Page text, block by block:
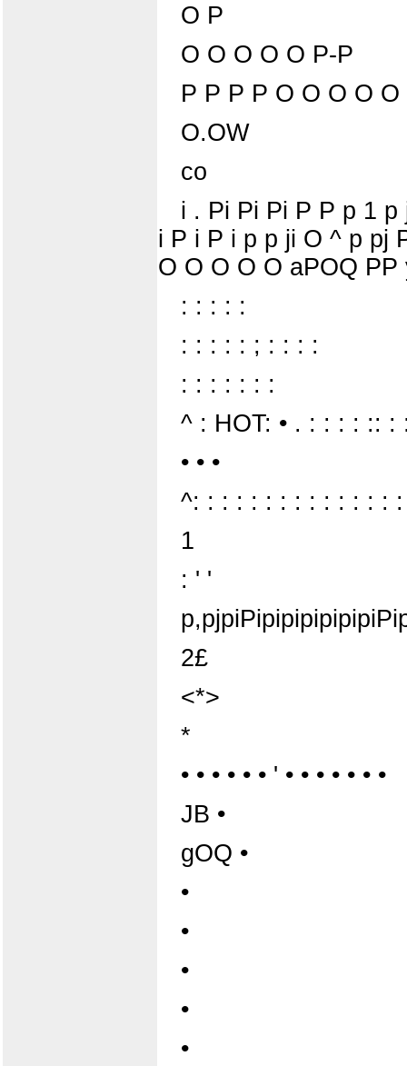
O P
O O O O O P-P
P P P P O O O O
O.OW
co
i . Pi Pi Pi P P p 1
i P i P i p p ji O ^ p
O O O O O aPOQ
: : : : :
: : : : : ; : : : :
: : : : : : :
^ : HOT: • . : : : : :: :
• • •
^: : : : : : : : : : : : : :
1
: ' '
2£
<*>
*
• • • • • • ' • • • • • • •
JB •
gOQ •
•
•
•
•
•